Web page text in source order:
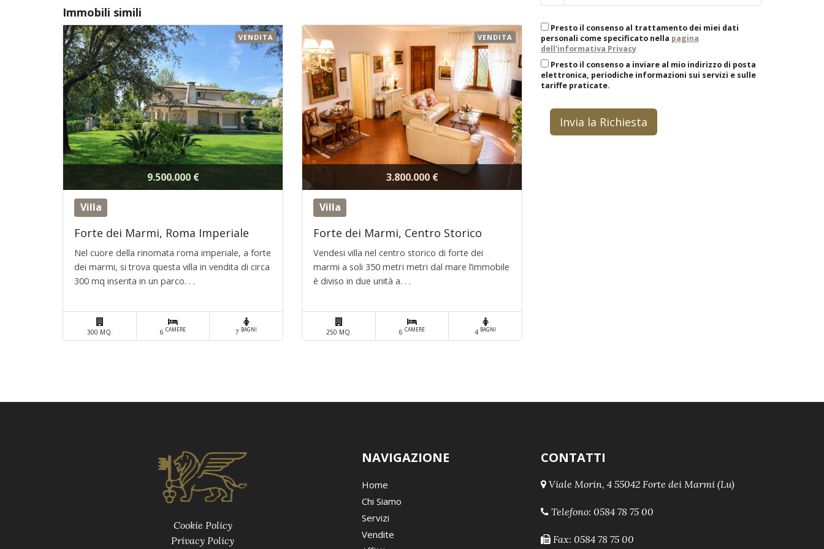
Immobili simili
9.500.000 €
VENDITA
Villa
Forte dei Marmi, Roma Imperiale
Nel cuore della rinomata roma imperiale, a forte
dei marmi, si trova questa villa in vendita di circa
300 mq inserita in un parco. . .
300 MQ. 6CAMERE 7 BAGNI
3.800.000 €
VENDITA
Villa
Forte dei Marmi, Centro Storico
Vendesi villa nel centro storico di forte dei
marmi a soli 350 metri metri dal mare l’immobile
è diviso in due unità a. . .
250 MQ. 6CAMERE 4 BAGNI
Presto il consenso al trattamento dei miei dati
personali come specificato nella pagina
dell'informativa Privacy
Presto il consenso a inviare al mio indirizzo di posta
elettronica, periodiche informazioni sui servizi e sulle
tariffe praticate.
Invia la Richiesta
Cookie Policy
Privacy Policy
NAVIGAZIONE
Home
Chi Siamo
Servizi
Vendite
CONTATTI
Viale Morin, 4 55042 Forte dei Marmi (Lu)
Telefono: 0584 78 75 00
Fax: 0584 78 75 00